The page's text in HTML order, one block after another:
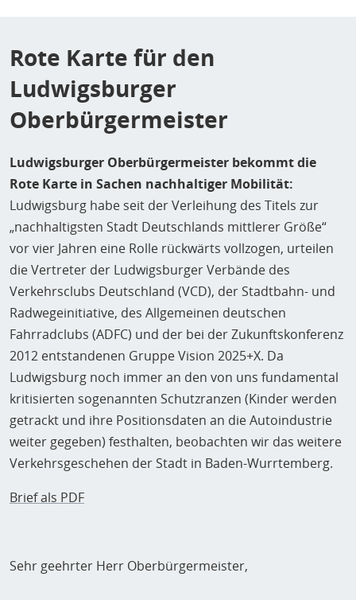
Rote Karte für den
Ludwigsburger
Oberbürgermeister
Ludwigsburger Oberbürgermeister bekommt die
Rote Karte in Sachen nachhaltiger Mobilität:
Ludwigsburg habe seit der Verleihung des Titels zur
„nachhaltigsten Stadt Deutschlands mittlerer Größe“
vor vier Jahren eine Rolle rückwärts vollzogen, urteilen
die Vertreter der Ludwigsburger Verbände des
Verkehrsclubs Deutschland (VCD), der Stadtbahn- und
Radwegeinitiative, des Allgemeinen deutschen
Fahrradclubs (ADFC) und der bei der Zukunftskonferenz
2012 entstandenen Gruppe Vision 2025+X. Da
Ludwigsburg noch immer an den von uns fundamental
kritisierten sogenannten Schutzranzen (Kinder werden
getrackt und ihre Positionsdaten an die Autoindustrie
weiter gegeben) festhalten, beobachten wir das weitere
Verkehrsgeschehen der Stadt in Baden-Wurrtemberg.
Brief als PDF
Sehr geehrter Herr Oberbürgermeister,